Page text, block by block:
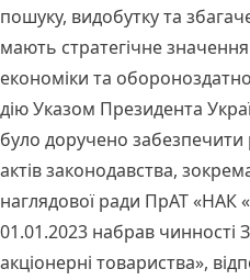
пошуку, видобутку та
мають стратегічне
економіки та
дію Указом Президента
було доручено
актів законодавства,
наглядової ради ПрАТ «НАК
01.01.2023 набрав чинності
акціонерні товариства»,